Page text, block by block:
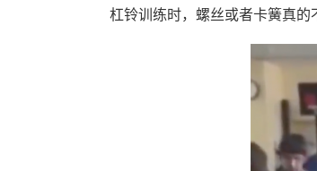
杠铃训练时，螺丝或者卡簧真的